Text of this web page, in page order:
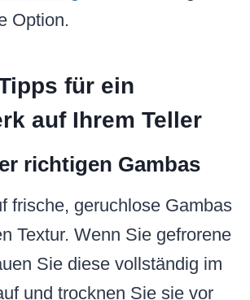
Option.
für ein
auf Ihrem Teller
richtigen Gambas
frische, geruchlose Gambas
Textur. Wenn Sie gefrorene
Sie diese vollständig im
und trocknen Sie sie vor